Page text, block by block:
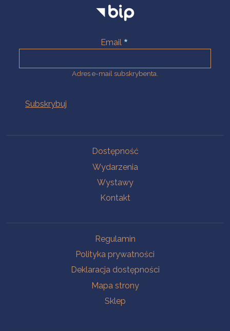
Email
Adres e-mail subskrybenta.
Dostępność
Wydarzenia
Wystawy
Kontakt
Regulamin
Polityka prywatności
Deklaracja dostępności
Mapa strony
Sklep